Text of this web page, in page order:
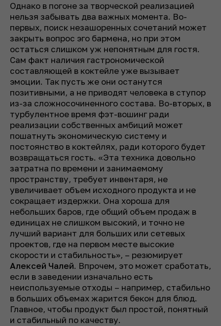
Однако в погоне за творческой реализацией
нельзя забывать два важных момента. Во-
первых, поиск незашоренных сочетаний может
закрыть вопрос эго бармена, но при этом
остаться слишком уж непонятным для гостя.
Сам факт наличия гастрономической
составляющей в коктейле уже вызывает
эмоции. Так пусть же они останутся
позитивными, а не приводят человека в ступор
из-за сложносочиненного состава. Во-вторых, в
турбулентное время фэт-вошинг ради
реализации собственных амбиций может
пошатнуть экономическую систему и
постоянство в коктейлях, ради которого будет
возвращаться гость. «Эта техника довольно
затратна по времени и занимаемому
пространству, требует инвентаря, не
увеличивает объем исходного продукта и не
сокращает издержки. Она хороша для
небольших баров, где общий объем продаж в
единицах не слишком высокий, и точно не
лучший вариант для больших или сетевых
проектов, где на первом месте высокие
скорости и стабильность», – резюмирует
Алексей Чалей. Впрочем, это может сработать,
если в заведении изначально есть
неиспользуемые отходы – например, стабильно
в больших объемах жарится бекон для блюд.
Главное, чтобы продукт был простой, понятный
и стабильный по качеству.